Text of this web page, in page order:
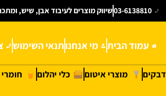
03-6138810שיווק מוצרים לעיבוד אבן, שיש,
עמוד הבית מי אנחנותנאי השימוש
דבקים מוצרי איטום כלי יהלום חומרי